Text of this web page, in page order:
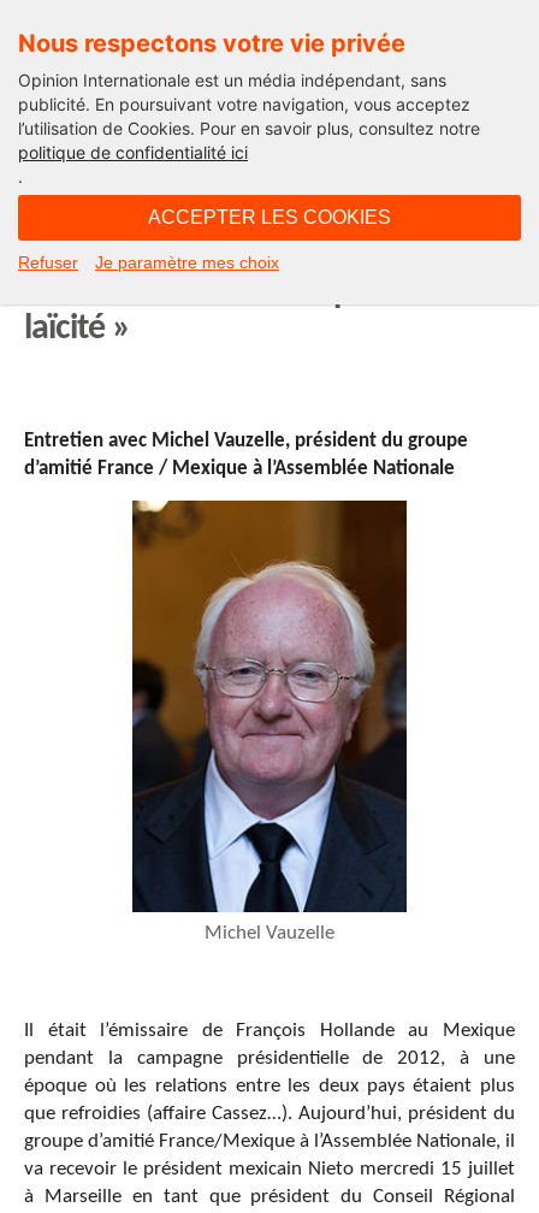
Nous respectons votre vie privée
Opinion Internationale est un média indépendant, sans
publicité. En poursuivant votre navigation, vous acceptez
l’utilisation de Cookies. Pour en savoir plus, consultez notre
politique de confidentialité ici
.
ACCEPTER LES COOKIES
Refuser Je paramètre mes choix
International
« Le Mexique partage avec la
laïcité »
Entretien avec Michel Vauzelle, président du groupe
d’amitié France / Mexique à l’Assemblée Nationale
Michel Vauzelle
Il était l’émissaire de François Hollande au Mexique
pendant la campagne présidentielle de 2012, à une
époque où les relations entre les deux pays étaient plus
que refroidies (affaire Cassez…). Aujourd’hui, président du
groupe d’amitié France/Mexique à l’Assemblée Nationale, il
va recevoir le président mexicain Nieto mercredi 15 juillet
à Marseille en tant que président du Conseil Régional